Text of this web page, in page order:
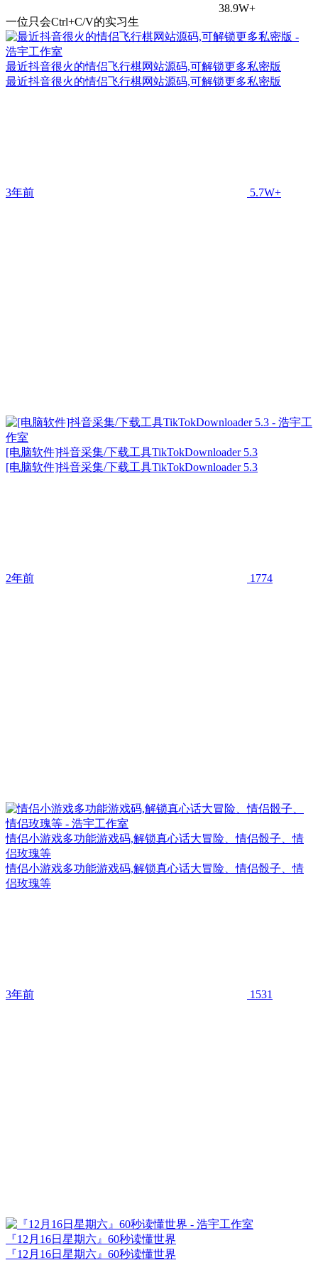
38.9W+
一位只会Ctrl+C/V的实习生
最近抖音很火的情侣飞行棋网站源码,可解锁更多私密版
最近抖音很火的情侣飞行棋网站源码,可解锁更多私密版
3年前 5.7W+
[电脑软件]抖音采集/下载工具TikTokDownloader 5.3
[电脑软件]抖音采集/下载工具TikTokDownloader 5.3
2年前 1774
情侣小游戏多功能游戏码,解锁真心话大冒险、情侣骰子、情
侣玫瑰等
情侣小游戏多功能游戏码,解锁真心话大冒险、情侣骰子、情
侣玫瑰等
3年前 1531
『12月16日星期六』60秒读懂世界
『12月16日星期六』60秒读懂世界